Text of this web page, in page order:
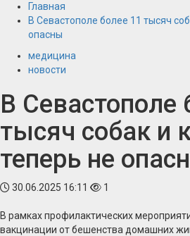
Главная
В Севастополе более 11 тысяч
опасны
медицина
новости
В Севастополе
тысяч собак и
теперь не
30.06.2025 16:11 1
В рамках профилактических
вакцинации от бешенства домашних